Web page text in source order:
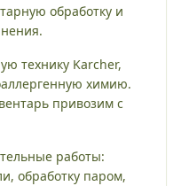
обработку и
технику Karcher,
химию.
привозим с
работы:
обработку паром,